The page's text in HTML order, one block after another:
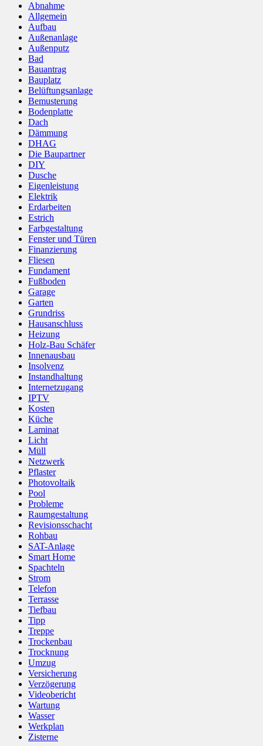
Abnahme
Allgemein
Aufbau
Außenanlage
Außenputz
Bad
Bauantrag
Bauplatz
Belüftungsanlage
Bemusterung
Bodenplatte
Dach
Dämmung
DHAG
Die Baupartner
DIY
Dusche
Eigenleistung
Elektrik
Erdarbeiten
Estrich
Farbgestaltung
Fenster und Türen
Finanzierung
Fliesen
Fundament
Fußboden
Garage
Garten
Grundriss
Hausanschluss
Heizung
Holz-Bau Schäfer
Innenausbau
Insolvenz
Instandhaltung
Internetzugang
IPTV
Kosten
Küche
Laminat
Licht
Müll
Netzwerk
Pflaster
Photovoltaik
Pool
Probleme
Raumgestaltung
Revisionsschacht
Rohbau
SAT-Anlage
Smart Home
Spachteln
Strom
Telefon
Terrasse
Tiefbau
Tipp
Treppe
Trockenbau
Trocknung
Umzug
Versicherung
Verzögerung
Videobericht
Wartung
Wasser
Werkplan
Zisterne